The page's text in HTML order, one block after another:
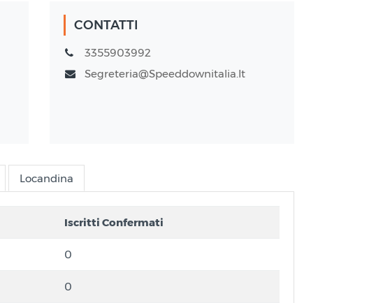
CONTATTI
3355903992
Segreteria@speeddownitalia.it
Locandina
Iscritti Confermati
0
0